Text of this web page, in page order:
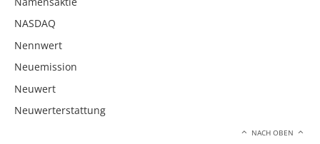
NASDAQ
Nennwert
Neuemission
Neuwert
Neuwerterstattung
NACH OBEN